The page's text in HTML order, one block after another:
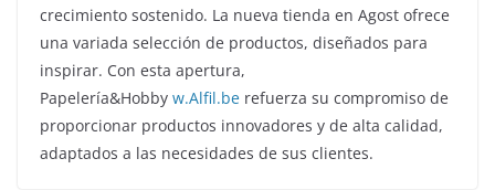
crecimiento sostenido. La nueva tienda en Agost ofrece
una variada selección de productos, diseñados para
inspirar. Con esta apertura,
Papelería&Hobby w.Alfil.be refuerza su compromiso de
proporcionar productos innovadores y de alta calidad,
adaptados a las necesidades de sus clientes.